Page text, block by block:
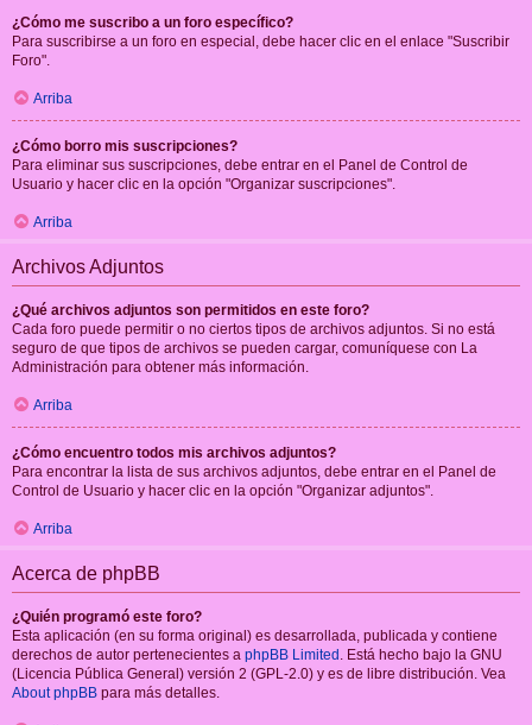
¿Cómo me suscribo a un foro específico?
Para suscribirse a un foro en especial, debe hacer clic en el enlace "Suscribir
Foro".
Arriba
¿Cómo borro mis suscripciones?
Para eliminar sus suscripciones, debe entrar en el Panel de Control de
Usuario y hacer clic en la opción "Organizar suscripciones".
Arriba
Archivos Adjuntos
¿Qué archivos adjuntos son permitidos en este foro?
Cada foro puede permitir o no ciertos tipos de archivos adjuntos. Si no está
seguro de que tipos de archivos se pueden cargar, comuníquese con La
Administración para obtener más información.
Arriba
¿Cómo encuentro todos mis archivos adjuntos?
Para encontrar la lista de sus archivos adjuntos, debe entrar en el Panel de
Control de Usuario y hacer clic en la opción "Organizar adjuntos".
Arriba
Acerca de phpBB
¿Quién programó este foro?
Esta aplicación (en su forma original) es desarrollada, publicada y contiene
derechos de autor pertenecientes a phpBB Limited . Está hecho bajo la GNU
(Licencia Pública General) versión 2 (GPL-2.0) y es de libre distribución. Vea
About phpBB para más detalles.